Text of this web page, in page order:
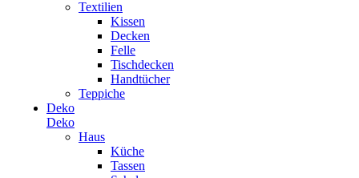
Textilien
Kissen
Decken
Felle
Tischdecken
Handtücher
Teppiche
Deko
Deko
Haus
Küche
Tassen